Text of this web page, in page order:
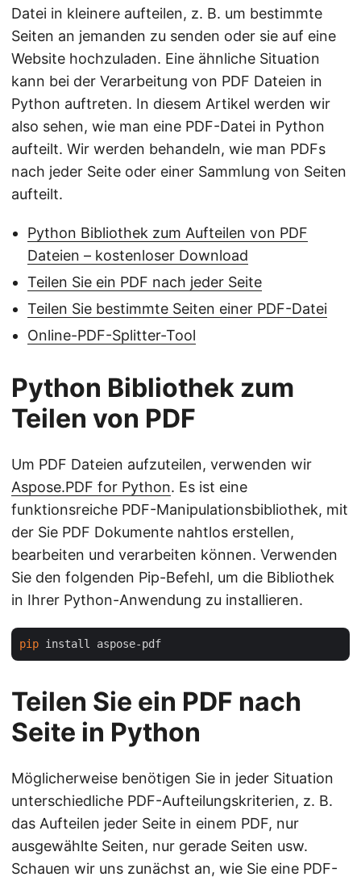
Datei in kleinere aufteilen, z. B. um bestimmte
Seiten an jemanden zu senden oder sie auf eine
Website hochzuladen. Eine ähnliche Situation
kann bei der Verarbeitung von PDF Dateien in
Python auftreten. In diesem Artikel werden wir
also sehen, wie man eine PDF-Datei in Python
aufteilt. Wir werden behandeln, wie man PDFs
nach jeder Seite oder einer Sammlung von Seiten
aufteilt.
Python Bibliothek zum Aufteilen von PDF
Dateien – kostenloser Download
Teilen Sie ein PDF nach jeder Seite
Teilen Sie bestimmte Seiten einer PDF-Datei
Online-PDF-Splitter-Tool
Python Bibliothek zum
Teilen von PDF
Um PDF Dateien aufzuteilen, verwenden wir
Aspose.PDF for Python. Es ist eine
funktionsreiche PDF-Manipulationsbibliothek, mit
der Sie PDF Dokumente nahtlos erstellen,
bearbeiten und verarbeiten können. Verwenden
Sie den folgenden Pip-Befehl, um die Bibliothek
in Ihrer Python-Anwendung zu installieren.
pip
Teilen Sie ein PDF nach
Seite in Python
Möglicherweise benötigen Sie in jeder Situation
unterschiedliche PDF-Aufteilungskriterien, z. B.
das Aufteilen jeder Seite in einem PDF, nur
ausgewählte Seiten, nur gerade Seiten usw.
Schauen wir uns zunächst an, wie Sie eine PDF-